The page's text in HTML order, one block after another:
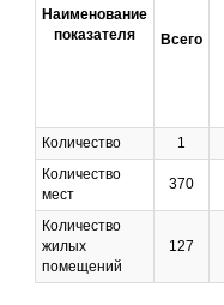
Наименование
показателя
Всего
Количество
1
Количество
мест
370
Количество
жилых
помещений
127